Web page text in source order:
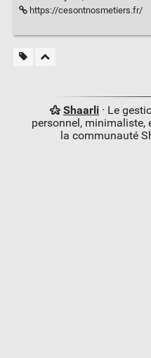
https://cesontnosmetiers.fr/
Shaarli· Le
personnel, minimaliste,
la communauté